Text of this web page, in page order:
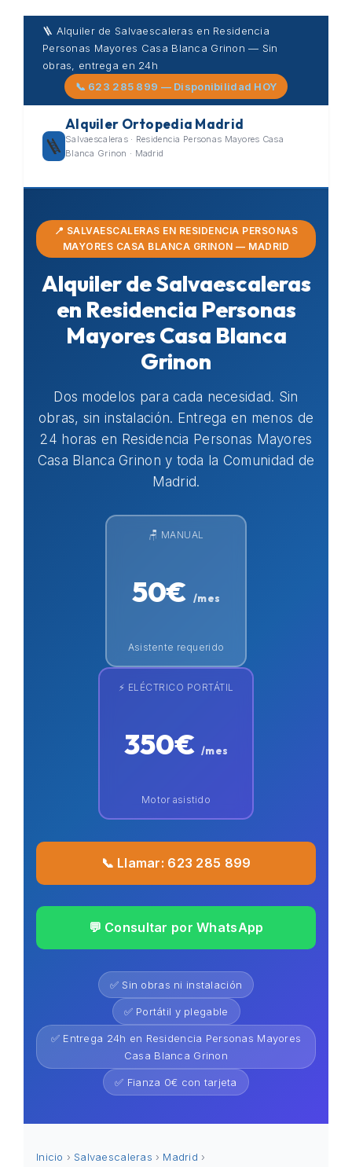
Skip
content
🪜 Alquiler de Salvaescaleras en Residencia
Personas Mayores Casa Blanca Grinon — Sin
obras, entrega en 24h
📞 623 285 899 — Disponibilidad HOY
🪜
Alquiler Ortopedia Madrid
Salvaescaleras · Residencia Personas Mayores Casa
Blanca Grinon · Madrid
📍 SALVAESCALERAS EN RESIDENCIA PERSONAS
MAYORES CASA BLANCA GRINON — MADRID
Alquiler de Salvaescaleras
en Residencia Personas
Mayores Casa Blanca
Grinon
Dos modelos para cada necesidad. Sin
obras, sin instalación. Entrega en menos de
24 horas en Residencia Personas Mayores
Casa Blanca Grinon y toda la Comunidad de
Madrid.
🪑 MANUAL
50€ /mes
Asistente requerido
⚡ ELÉCTRICO PORTÁTIL
350€/mes
Motor asistido
📞 Llamar: 623 285 899
💬 Consultar por WhatsApp
✅ Sin obras ni instalación
✅ Portátil y plegable
✅ Entrega 24h en Residencia Personas Mayores
Casa Blanca Grinon
✅ Fianza 0€ con tarjeta
Inicio › Salvaescaleras › Madrid ›